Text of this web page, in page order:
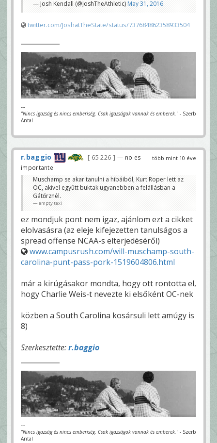
— Josh Kendall (@JoshTheAthletic)May 31, 2016
twitter.com/JoshatTheState/status/737684862358933504
---
"Nincs igazság és nincs emberiség. Csak igazságok vannak és emberek." - Szerb
Antal
több mint 10 éve
r.baggio 65 226
— no es
importante
Muschamp se akar tanulni a hibáiból, Kurt Roper lett az
OC, akivel együtt buktak ugyanebben a felállásban a
Gátőrznél.
empty taxi
ez mondjuk pont nem igaz, ajánlom ezt a cikket
elolvasásra (az eleje kifejezetten tanulságos a
spread offense NCAA-s elterjedéséről)
www.campusrush.com/will-muschamp-south-
carolina-punt-pass-pork-1519604806.html
már a kirúgásakor mondta, hogy ott rontotta el,
hogy Charlie Weis-t nevezte ki elsőként OC-nek
közben a South Carolina kosársuli lett amúgy is
8)
Szerkesztette:r.baggio
---
"Nincs igazság és nincs emberiség. Csak igazságok vannak és emberek." - Szerb
Antal